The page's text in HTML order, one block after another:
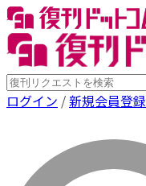
ログイン /新規会員登録